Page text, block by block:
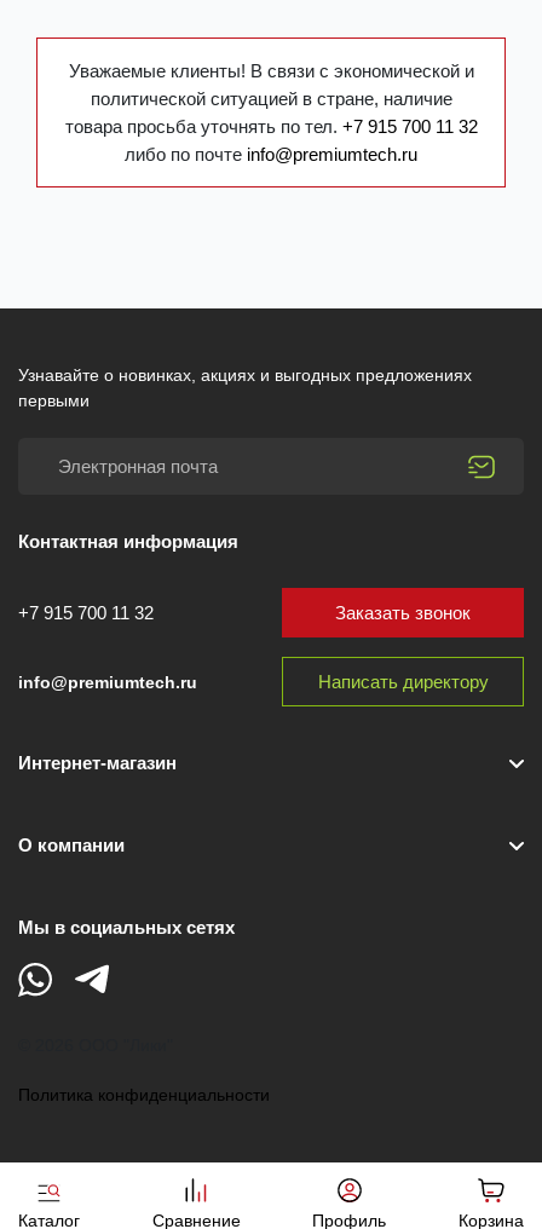
Каталог Сравнение Профиль Корзина
Уважаемые клиенты! В связи с экономической и
политической ситуацией в стране, наличие
товара просьба уточнять по тел. +7 915 700 11 32
либо по почте info@premiumtech.ru
Узнавайте о новинках, акциях и выгодных предложениях
первыми
Контактная информация
+7 915 700 11 32
info@premiumtech.ru
Заказать звонок
Написать директору
Интернет-магазин
О компании
Мы в социальных сетях
Политика конфиденциальности